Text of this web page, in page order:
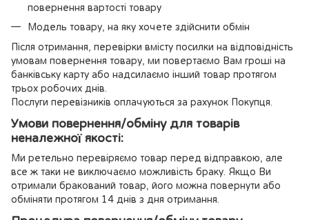
повернення вартості товару
Модель товару, на яку хочете здійснити обмін
Після отримання, перевірки вмісту посилки на відповідність
умовам повернення товару, ми повертаємо Вам гроші на
банківську карту або надсилаємо інший товар протягом
трьох робочих днів.
Послуги перевізників оплачуються за рахунок Покупця.
Умови повернення/обміну для товарів
неналежної якості:
Ми ретельно перевіряємо товар перед відправкою, але
все ж таки не виключаємо можливість браку. Якщо Ви
отримали бракований товар, його можна повернути або
обміняти протягом 14 днів з дня отримання.